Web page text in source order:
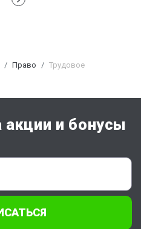
Право
Трудовое
акции и бонусы